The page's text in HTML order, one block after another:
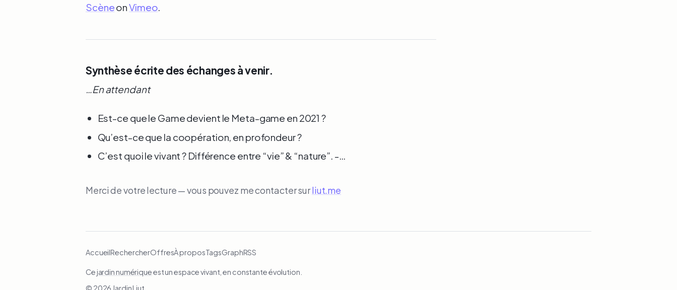
ScèneonVimeo
Synthèse écrite des échanges à venir.
…En attendant
Est-ce que le Game devient le Meta-game en 2021 ?
Qu’est-ce que la coopération, en profondeur ?
C’est quoi le vivant ? Différence entre “vie” & “nature”. -…
Merci de votre lecture — vous pouvez me contacter surliut.me
AccueilRechercherOffresÀ proposTagsGraphRSS
Cejardin numériqueest un espace vivant, en constante évolution.
© 2026 Jardin Liut.